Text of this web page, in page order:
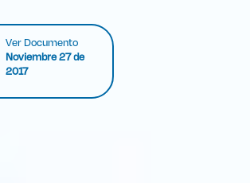
Ver Documento
Noviembre 27 de
2017